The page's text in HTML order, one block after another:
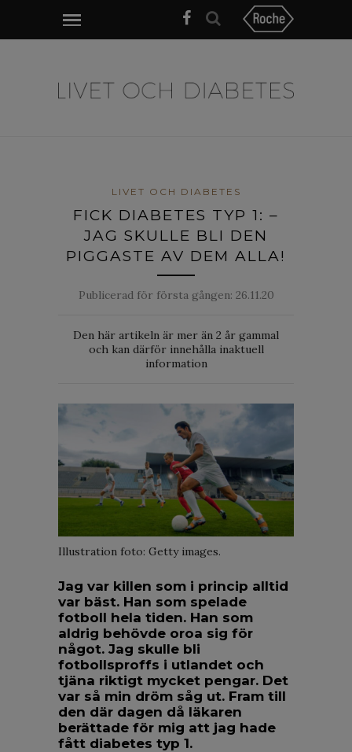
LIVET OCH DIABETES
FICK DIABETES TYP 1: –
JAG SKULLE BLI DEN
PIGGASTE AV DEM ALLA!
Publicerad för första gången: 26.11.20
Den här artikeln är mer än 2 år gammal
och kan därför innehålla inaktuell
information
Illustration foto: Getty images.
Jag var killen som i princip alltid
var bäst. Han som spelade
fotboll hela tiden. Han som
aldrig behövde oroa sig för
något. Jag skulle bli
fotbollsproffs i utlandet och
tjäna riktigt mycket pengar. Det
var så min dröm såg ut. Fram till
den där dagen då läkaren
berättade för mig att jag hade
fått diabetes typ 1.